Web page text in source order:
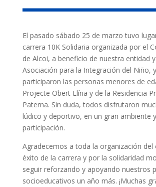
El pasado sábado 25 de marzo tuvo
carrera 10K Solidaria organizada por el
de Alcoi, a beneficio de nuestra entidad
Asociación para la Integración del Niño,
participaron las personas menores de
Projecte Obert Llíria y de la Residencia
Paterna. Sin duda, todos disfrutaron
lúdico y deportivo, en un gran ambiente
participación.
Agradecemos a toda la organización del
éxito de la carrera y por la solidaridad
seguir reforzando y apoyando nuestros
socioeducativos un año más. ¡Muchas